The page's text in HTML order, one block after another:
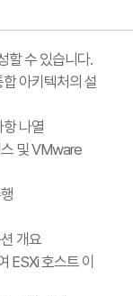
할 수 있습니다.
아키텍처의 설
나열
및 VMware
개요
ESXi 호스트 이